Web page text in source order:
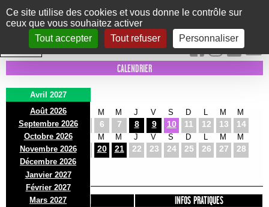
Panneau de gestion des cookies
Ce site utilise des cookies et vous donne le contrôle sur
ceux que vous souhaitez activer
Tout accepter
Tout refuser Personnaliser
Le Marni
CONCERTS DANSE/CIRQUE THÉÂTRE KIDS EXPOS EVENTS
INTRA MUROS
CALENDRIER
Avril 2027
Août 2026
Septembre 2026
Octobre 2026
Novembre 2026
Décembre 2026
Janvier 2027
Février 2027
Mars 2027
V
2
S
3
D
4
M
6
M
7
J
8
V
9
S
10
D
11 12
M
13
M
14
V
16
S
17
D
18
M
20
M
21
J
22
V
23
S
24
D
25 26
M
27
M
28
V
30
PRÉSENTATION
INFOS PRATIQUES